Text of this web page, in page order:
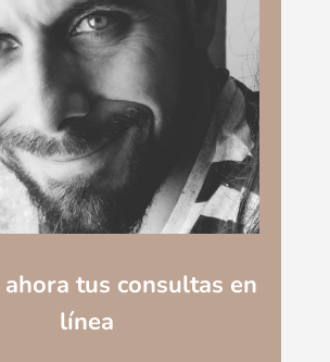
tus consultas en
línea